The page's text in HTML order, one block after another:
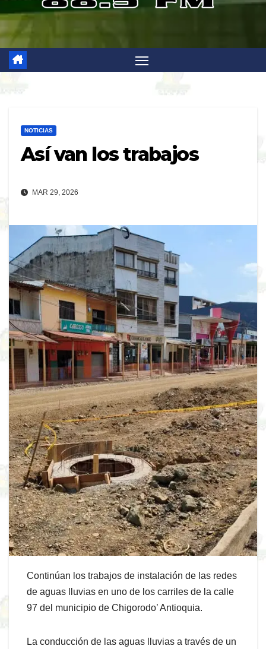
NOTICIAS
Así van los trabajos
MAR 29, 2026
Continúan los trabajos de instalación de las redes
de aguas lluvias en uno de los carriles de la calle
97 del municipio de Chigorodo’ Antioquia.
La conducción de las aguas lluvias a través de un